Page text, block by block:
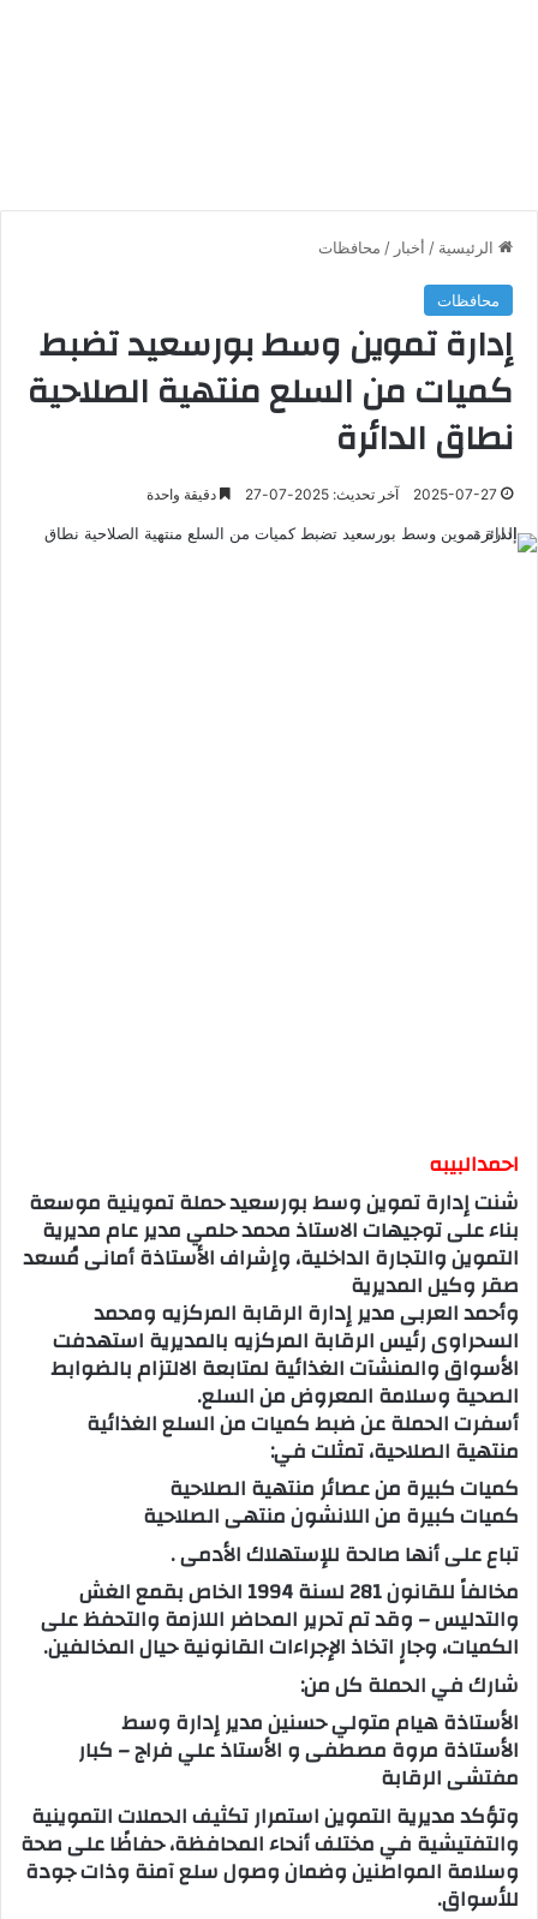
الرئيسية / أخبار / محافظات
محافظات
إدارة تموين وسط بورسعيد تضبط
كميات من السلع منتهية الصلاحية
نطاق الدائرة
2025-07-27 آخر تحديث: 2025-07-27 دقيقة واحدة
احمدالبيبه
شنت إدارة تموين وسط بورسعيد حملة تموينية موسعة
بناء على توجيهات الاستاذ محمد حلمي مدير عام مديرية
التموين والتجارة الداخلية، وإشراف الأستاذة أمانى مُسعد
صقر وكيل المديرية
وأحمد العربى مدير إدارة الرقابة المركزيه ومحمد
السحراوى رئيس الرقابة المركزيه بالمديرية استهدفت
الأسواق والمنشآت الغذائية لمتابعة الالتزام بالضوابط
الصحية وسلامة المعروض من السلع.
أسفرت الحملة عن ضبط كميات من السلع الغذائية
منتهية الصلاحية، تمثلت في:
كميات كبيرة من عصائر منتهية الصلاحية
كميات كبيرة من اللانشون منتهى الصلاحية
تباع على أنها صالحة للإستهلاك الأدمى .
مخالفاً للقانون 281 لسنة 1994 الخاص بقمع الغش
والتدليس – وقد تم تحرير المحاضر اللازمة والتحفظ على
الكميات، وجارٍ اتخاذ الإجراءات القانونية حيال المخالفين.
شارك في الحملة كل من:
الأستاذة هيام متولي حسنين مدير إدارة وسط
الأستاذة مروة مصطفى و الأستاذ علي فراج – كبار
مفتشى الرقابة
وتؤكد مديرية التموين استمرار تكثيف الحملات التموينية
والتفتيشية في مختلف أنحاء المحافظة، حفاظًا على صحة
وسلامة المواطنين وضمان وصول سلع آمنة وذات جودة
للأسواق.